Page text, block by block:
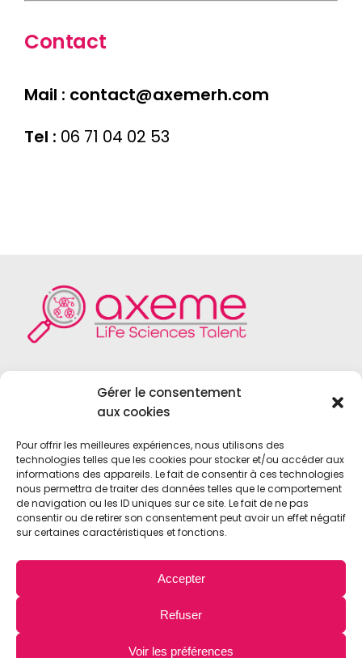
Gérer le consentement
aux cookies
Pour offrir les meilleures expériences, nous utilisons des
technologies telles que les cookies pour stocker et/ou accéder aux
informations des appareils. Le fait de consentir à ces technologies
nous permettra de traiter des données telles que le comportement
de navigation ou les ID uniques sur ce site. Le fait de ne pas
consentir ou de retirer son consentement peut avoir un effet négatif
sur certaines caractéristiques et fonctions.
Accepter
Refuser
Voir les préférences
Contact
Mail : contact@axemerh.com
Tel : 06 71 04 02 53
Axeme RH est un cabinet de recrutement
spécialisé dans le domaine du
Medical Device, du
desBiotechnologies.
© 2021 • Axeme RH • Tous droits réservés •
contact@axemerh.com